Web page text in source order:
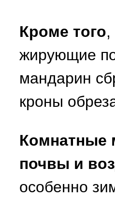
Кроме того
жирующие
мандарин
кроны
Комнатные
почвы и
особенно